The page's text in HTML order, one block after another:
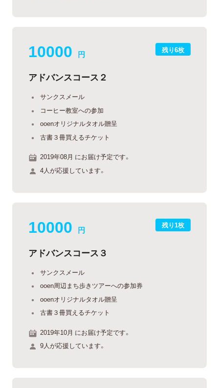
残り6枚
10000 円
アドバンスコース２
サンクスメール
コーヒー教室への参加
ooenオリジナルタオル贈呈
古書３冊買えるチケット
2019年08月 にお届け予定です。
4人が応援しています。
残り1枚
10000 円
アドバンスコース３
サンクスメール
ooen周辺まち歩きツアーへの参加券
ooenオリジナルタオル贈呈
古書３冊買えるチケット
2019年10月 にお届け予定です。
9人が応援しています。